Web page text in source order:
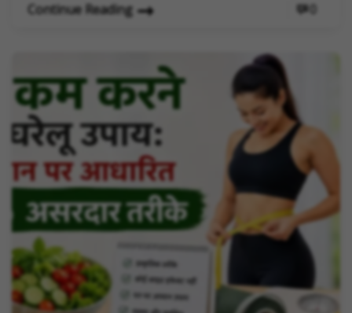
Continue Reading